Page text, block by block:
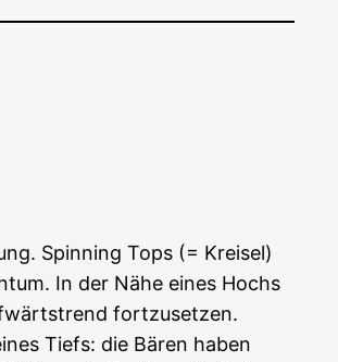
Spin­ning Tops (= Krei­sel)
In der Nähe eines Hochs
fort­zu­set­zen.
Tiefs: die Bären haben